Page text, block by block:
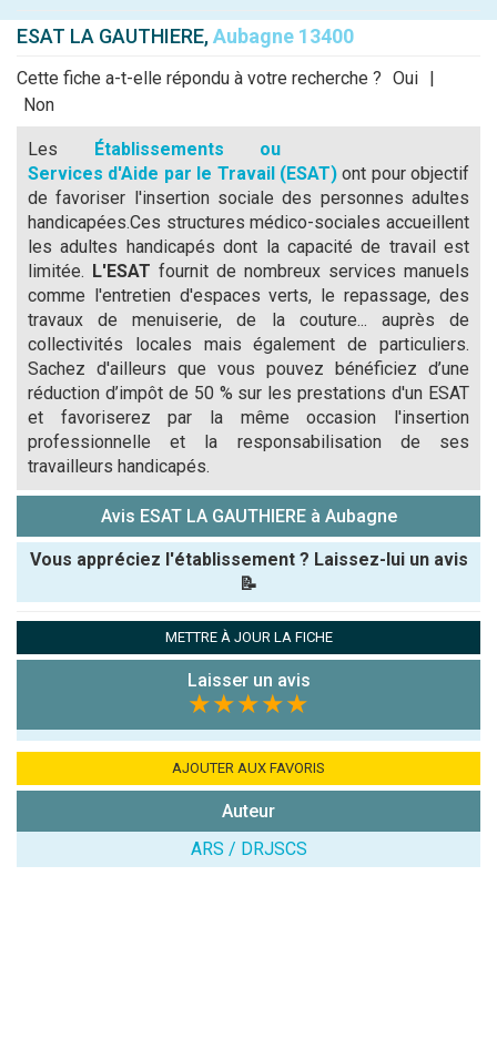
ESAT LA GAUTHIERE,Aubagne 13400
Cette fiche a-t-elle répondu à votre recherche ? Oui |
Non
Les Établissements ou
Services d'Aide par le Travail (ESAT)ont pour objectif
de favoriser l'insertion sociale des personnes adultes
handicapées.Ces structures médico-sociales accueillent
les adultes handicapés dont la capacité de travail est
limitée. L'ESAT fournit de nombreux services manuels
comme l'entretien d'espaces verts, le repassage, des
travaux de menuiserie, de la couture... auprès de
collectivités locales mais également de particuliers.
Sachez d'ailleurs que vous pouvez bénéficiez d’une
réduction d’impôt de 50 % sur les prestations d'un ESAT
et favoriserez par la même occasion l'insertion
professionnelle et la responsabilisation de ses
travailleurs handicapés.
Avis ESAT LA GAUTHIERE à Aubagne
Vous appréciez l'établissement ? Laissez-lui un avis
📝
Note que vous souhaitez attribuer :
Antispam -
7x4 (en
METTRE À JOUR LA FICHE
Laisser un avis
★★★★★
AJOUTER AUX FAVORIS
Auteur
ARS / DRJSCS